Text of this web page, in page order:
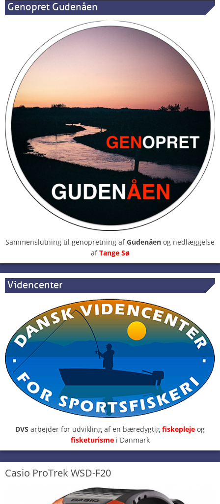
Genopret Gudenåen
Sammenslutning til genopretning afGudenåen og nedlæggelse
afTange Sø
Videncenter
DVS arbejder for udvikling af en bæredygtig fiskepleje og
fisketurisme i Danmark
Casio ProTrek WSD-F20